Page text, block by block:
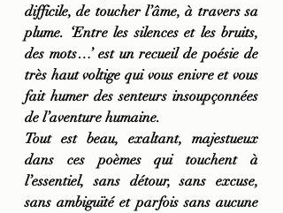
difficile, de toucher l’âme, à travers sa
plume. ‘Entre les silences et les bruits,
des mots…’ est un recueil de poésie de
très haut voltige qui vous enivre et vous
fait humer des senteurs insoupçonnées
de l’aventure humaine.
Tout est beau, exaltant, majestueux
dans ces poèmes qui touchent à
l’essentiel, sans détour, sans excuse,
sans ambiguïté et parfois sans aucune